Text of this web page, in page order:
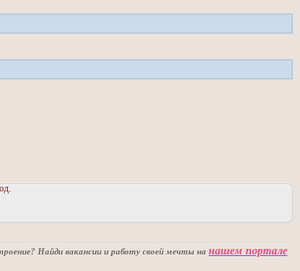
Найди вакансии и работу своей мечты на нашем портале